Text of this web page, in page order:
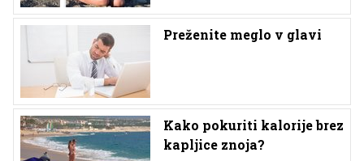
Preženite meglo v glavi
Kako pokuriti kalorije brez
kapljice znoja?